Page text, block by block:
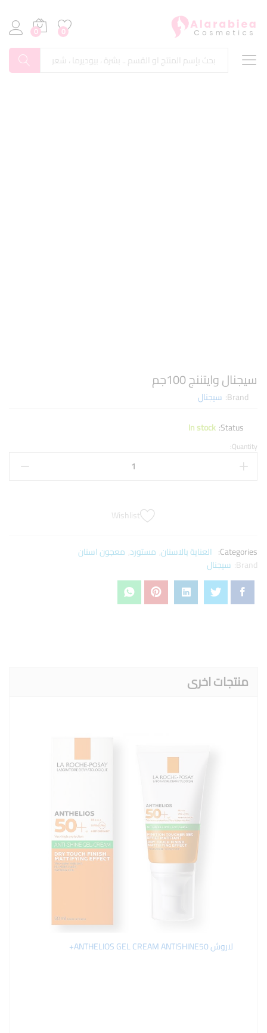
0
0
سيجنال وايتننج 100جم
Brand: سيجنال
Status:
In stock
Quantity:
Wishlist
Categories: العناية بالاسنان, مستورد, معجون اسنان
Brand: سيجنال
منتجات اخرى
لاروش ANTHELIOS GEL CREAM ANTISHINE50+